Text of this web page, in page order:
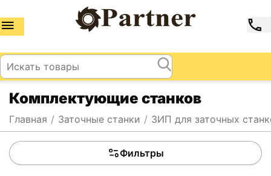
Комплектующие станков
Главная / Заточные станки / ЗИП для заточных
Фильтры